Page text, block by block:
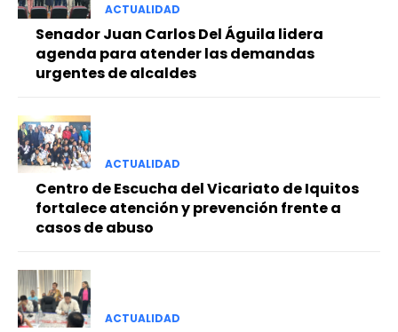
ACTUALIDAD
Senador Juan Carlos Del Águila lidera
agenda para atender las demandas
urgentes de alcaldes
ACTUALIDAD
Centro de Escucha del Vicariato de Iquitos
fortalece atención y prevención frente a
casos de abuso
ACTUALIDAD